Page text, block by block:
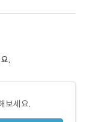
.
보세요.